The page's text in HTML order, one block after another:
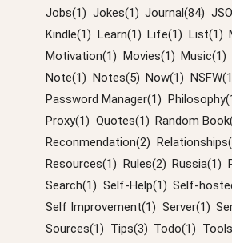
Jobs(1) Jokes(1) Journal(84)
Kindle(1) Learn(1) Life(1) List(1)
Motivation(1) Movies(1) Music(1)
Note(1) Notes(5) Now(1)
Password Manager(1)
Proxy(1) Quotes(1) Random
Reconmendation(2)
Resources(1) Rules(2) Russia(1)
Search(1) Self-Help(1) Self-
Self Improvement(1) Server(1)
Sources(1) Tips(3) Todo(1)